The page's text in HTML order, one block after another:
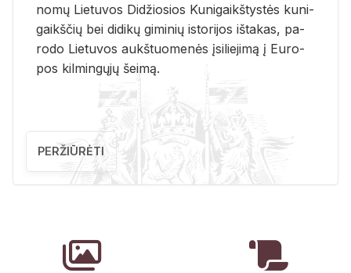
no­mų Lie­tu­vos Di­džio­sios Ku­ni­gaikš­tys­tės ku­ni­
gaikš­čių bei di­di­kų gi­mi­nių is­to­ri­jos iš­ta­kas, pa­
ro­do Lie­tu­vos aukš­tuo­me­nės įsi­lie­ji­mą į Eu­ro­
pos kil­min­gų­jų šei­mą.
PERŽIŪRĖTI